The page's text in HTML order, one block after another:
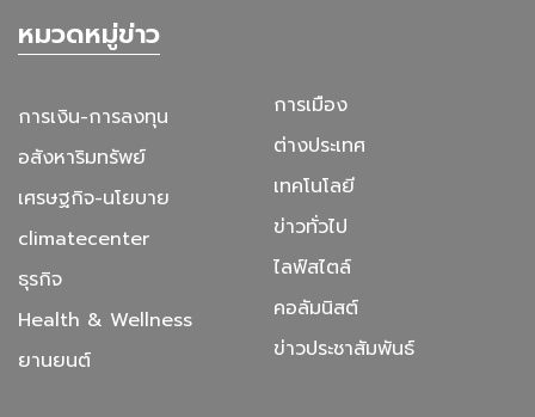
หมวดหมู่ข่าว
การเงิน-การลงทุน
อสังหาริมทรัพย์
เศรษฐกิจ-นโยบาย
climatecenter
ธุรกิจ
Health & Wellness
ยานยนต์
การเมือง
ต่างประเทศ
เทคโนโลยี
ข่าวทั่วไป
ไลฟ์สไตล์
คอลัมนิสต์
ข่าวประชาสัมพันธ์